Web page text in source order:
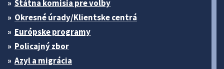
Štátna komisia pre volby
Okresné úrady/Klientske centrá
Európske programy
Policajný zbor
Azyl a migrácia